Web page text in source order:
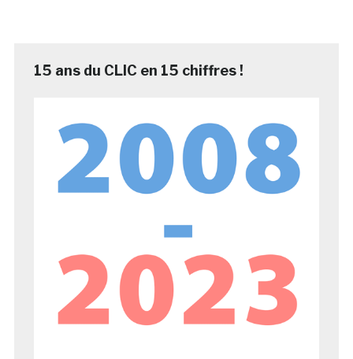
15 ans du CLIC en 15 chiffres !